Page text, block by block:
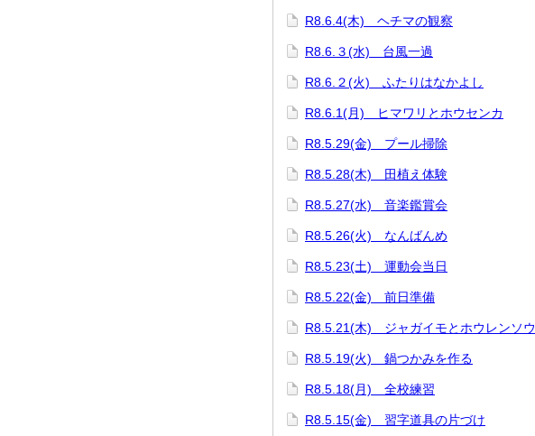
R8.6.4(木) ヘチマの観察
R8.6.３(水) 台風一過
R8.6.２(火) ふたりはなかよし
R8.6.1(月) ヒマワリとホウセンカ
R8.5.29(金) プール掃除
R8.5.28(木) 田植え体験
R8.5.27(水) 音楽鑑賞会
R8.5.26(火) なんばんめ
R8.5.23(土) 運動会当日
R8.5.22(金) 前日準備
R8.5.21(木) ジャガイモとホウレンソウ
R8.5.19(火) 鍋つかみを作る
R8.5.18(月) 全校練習
R8.5.15(金) 習字道具の片づけ